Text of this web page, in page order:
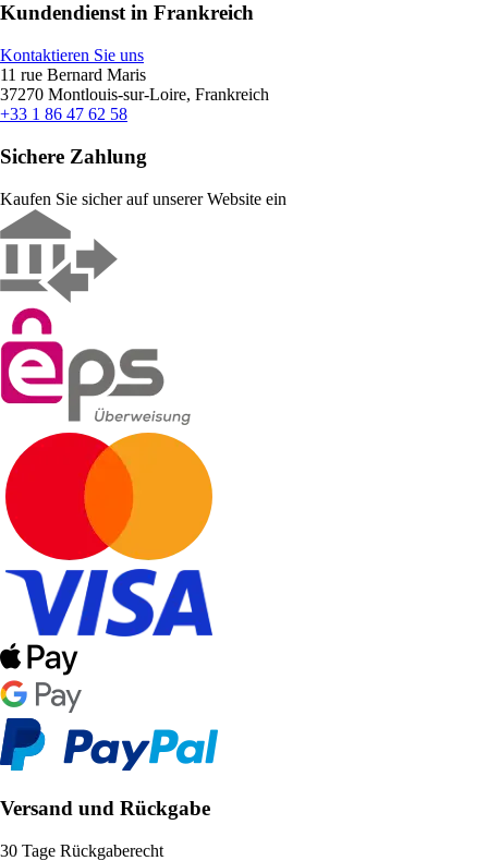
Kundendienst in Frankreich
Kontaktieren Sie uns
11 rue Bernard Maris
37270 Montlouis-sur-Loire, Frankreich
+33 1 86 47 62 58
Sichere Zahlung
Kaufen Sie sicher auf unserer Website ein
Versand und Rückgabe
30 Tage Rückgaberecht